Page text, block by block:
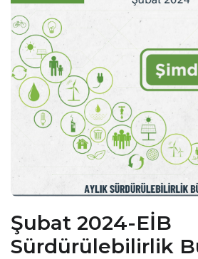
Şubat 2024-EİB
Sürdürülebilirlik